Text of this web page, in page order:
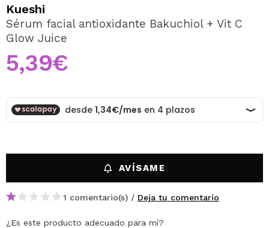
Al crear una cuenta en Maquillalia.com podrás realizar
tus compras rápidamente, revisar el estado de tus
Kueshi
Sérum facial antioxidante Bakuchiol + Vit C
Glow Juice
5,39€
AVÍSAME
1 comentario(s) / Deja tu comentario
¿Es este producto adecuado para mí?